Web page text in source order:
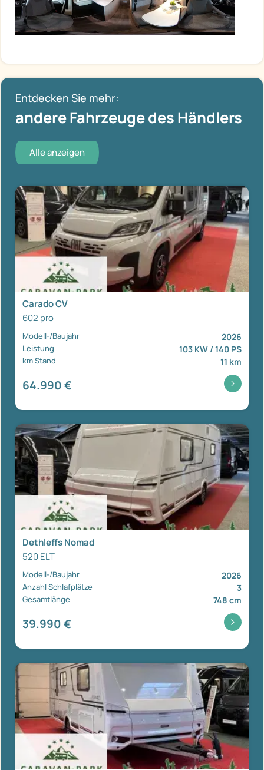
Entdecken Sie mehr:
andere Fahrzeuge des Händlers
Alle anzeigen
Carado CV
602 pro
Modell-/Baujahr 2026
Leistung 103 KW / 140 PS
km Stand 11 km
64.990 €
Dethleffs Nomad
520 ELT
Modell-/Baujahr 2026
Anzahl Schlafplätze 3
Gesamtlänge 748 cm
39.990 €